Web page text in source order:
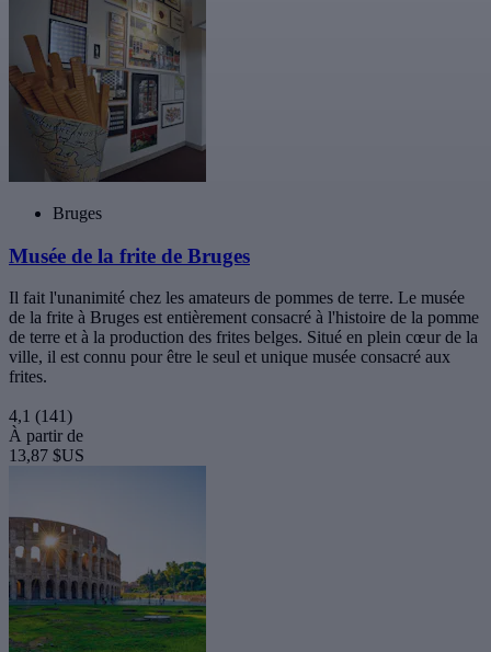
Bruges
Musée de la frite de Bruges
Il fait l'unanimité chez les amateurs de pommes de terre. Le musée
de la frite à Bruges est entièrement consacré à l'histoire de la pomme
de terre et à la production des frites belges. Situé en plein cœur de la
ville, il est connu pour être le seul et unique musée consacré aux
frites.
4,1 (141)
À partir de
13,87 $US